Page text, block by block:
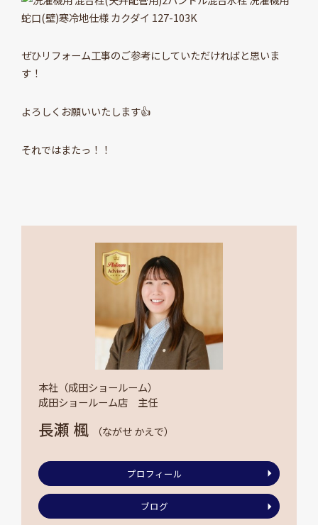
ぜひリフォーム工事のご参考にしていただければと思いま
す！
よろしくお願いいたします👍
それではまたっ！！
本社（成田ショールーム）
成田ショールーム店 主任
長瀬 楓 （ながせ かえで）
プロフィール
ブログ